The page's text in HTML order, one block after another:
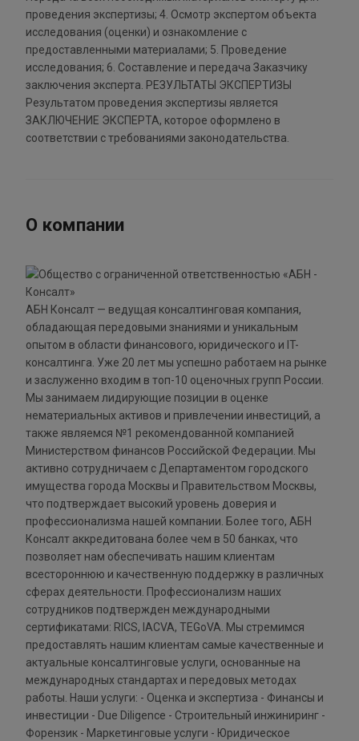
проведения экспертизы; 4. Осмотр экспертом объекта
исследования (оценки) и ознакомление с
предоставленными материалами; 5. Проведение
исследования; 6. Составление и передача Заказчику
заключения эксперта. РЕЗУЛЬТАТЫ ЭКСПЕРТИЗЫ
Результатом проведения экспертизы является
ЗАКЛЮЧЕНИЕ ЭКСПЕРТА, которое оформлено в
соответствии с требованиями законодательства.
О компании
АБН Консалт — ведущая консалтинговая компания,
обладающая передовыми знаниями и уникальным
опытом в области финансового, юридического и IT-
консалтинга. Уже 20 лет мы успешно работаем на рынке
и заслуженно входим в топ-10 оценочных групп России.
Мы занимаем лидирующие позиции в оценке
нематериальных активов и привлечении инвестиций, а
также являемся №1 рекомендованной компанией
Министерством финансов Российской Федерации. Мы
активно сотрудничаем с Департаментом городского
имущества города Москвы и Правительством Москвы,
что подтверждает высокий уровень доверия и
профессионализма нашей компании. Более того, АБН
Консалт аккредитована более чем в 50 банках, что
позволяет нам обеспечивать нашим клиентам
всестороннюю и качественную поддержку в различных
сферах деятельности. Профессионализм наших
сотрудников подтвержден международными
сертификатами: RICS, IACVA, TEGoVA. Мы стремимся
предоставлять нашим клиентам самые качественные и
актуальные консалтинговые услуги, основанные на
международных стандартах и передовых методах
работы. Наши услуги: - Оценка и экспертиза - Финансы и
инвестиции - Due Diligence - Строительный инжиниринг -
Форензик - Маркетинговые услуги - Юридическое